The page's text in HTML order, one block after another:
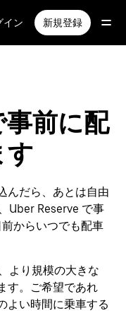
イン 新規登録
事前に配
す
んだら、あとは自由
Uber Reserve で事
からいつでも配車
より規模の大きな
す。ご希望であれ
よい時間に乗車する